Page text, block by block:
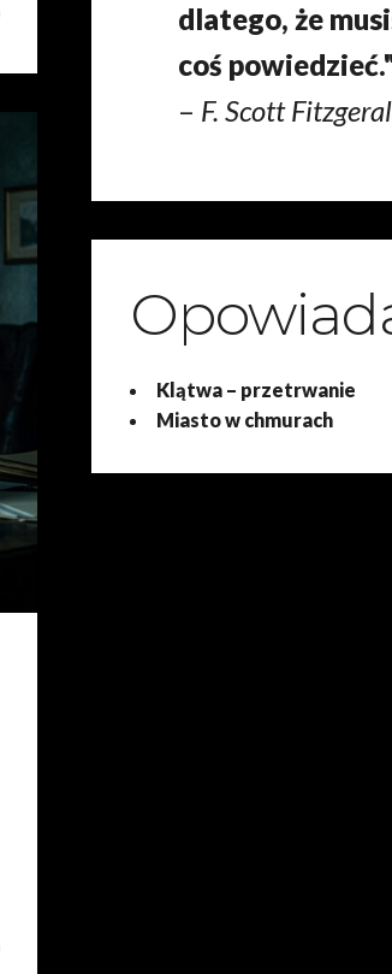
dlatego, że
coś
– F. Scott
Klątwa – przetrwanie
Miasto w chmurach